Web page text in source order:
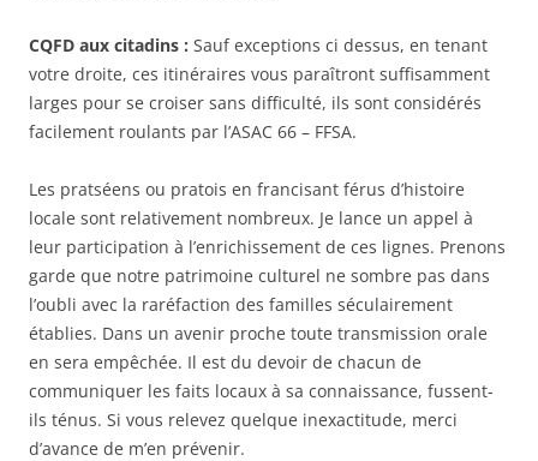
CQFD aux citadins : Sauf exceptions ci dessus, en tenant
votre droite, ces itinéraires vous paraîtront suffisamment
larges pour se croiser sans difficulté, ils sont considérés
facilement roulants par l’ASAC 66 – FFSA.
Les pratséens ou pratois en francisant férus d’histoire
locale sont relativement nombreux. Je lance un appel à
leur participation à l’enrichissement de ces lignes. Prenons
garde que notre patrimoine culturel ne sombre pas dans
l’oubli avec la raréfaction des familles séculairement
établies. Dans un avenir proche toute transmission orale
en sera empêchée. Il est du devoir de chacun de
communiquer les faits locaux à sa connaissance, fussent-
ils ténus. Si vous relevez quelque inexactitude, merci
d’avance de m’en prévenir.